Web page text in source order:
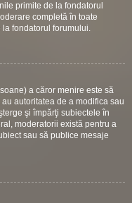
primite de la fondatorul
completă în toate
fondatorul forumului.
a căror menire este să
autoritatea de a modifica sau
şi împărţi subiectele în
moderatorii există pentru a
sau să publice mesaje